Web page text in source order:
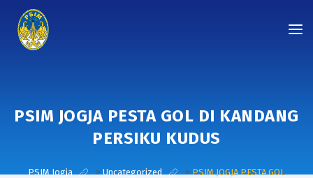
PSIM JOGJA PESTA GOL DI KANDANG
PERSIKU KUDUS
PSIM Jogja >Uncategorized >PSIM JOGJA PESTA GOL